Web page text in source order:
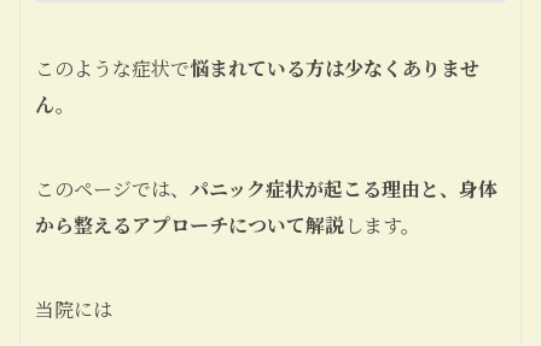
このような症状で悩まれている方は少なくありませ
ん。
このページでは、 パニック症状が起こる理由と、身体
から整えるアプローチについて解説します。
当院には